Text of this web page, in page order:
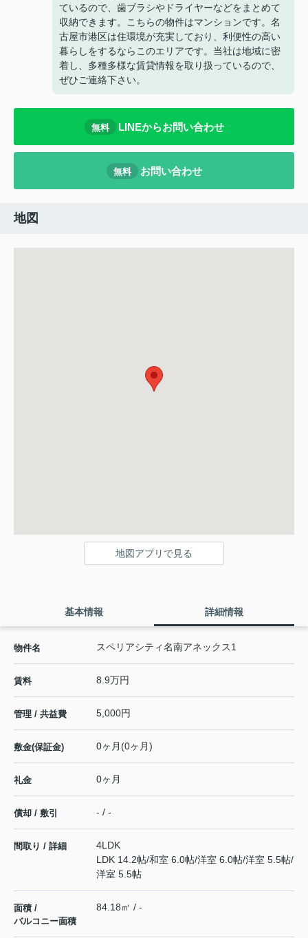
ているので、歯ブラシやドライヤーなどをまとめて
収納できます。こちらの物件はマンションです。名
古屋市港区は住環境が充実しており、利便性の高い
暮らしをするならこのエリアです。当社は地域に密
着し、多種多様な賃貸情報を取り扱っているので、
ぜひご連絡下さい。
無料 LINEからお問い合わせ
無料 お問い合わせ
地図
地図アプリで見る
基本情報 詳細情報
物件名 スペリアシティ名南アネックス1
賃料 8.9万円
管理 / 共益費 5,000円
敷金(保証金) 0ヶ月(0ヶ月)
礼金 0ヶ月
償却 / 敷引 - / -
間取り / 詳細
4LDK
LDK 14.2帖/和室 6.0帖/洋室 6.0帖/洋室 5.5帖/
洋室 5.5帖
面積 /
バルコニー面積
84.18㎡ / -